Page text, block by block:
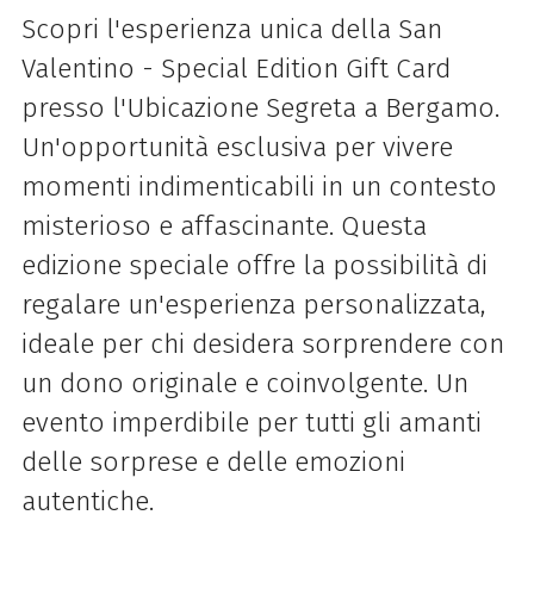
Scopri l'esperienza unica della San
Valentino - Special Edition Gift Card
presso l'Ubicazione Segreta a Bergamo.
Un'opportunità esclusiva per vivere
momenti indimenticabili in un contesto
misterioso e affascinante. Questa
edizione speciale offre la possibilità di
regalare un'esperienza personalizzata,
ideale per chi desidera sorprendere con
un dono originale e coinvolgente. Un
evento imperdibile per tutti gli amanti
delle sorprese e delle emozioni
autentiche.